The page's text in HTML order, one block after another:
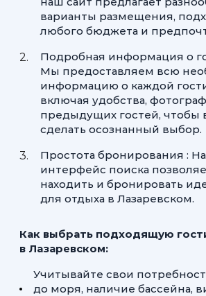
варианты размещения,
любого бюджета и
Подробная информация о
Мы предоставляем всю
информацию о каждой
включая удобства,
предыдущих гостей, чтобы
сделать осознанный выбор.
Простота бронирования :
интерфейс поиска
находить и бронировать
для отдыха в Лазаревском.
Как выбрать подходящую
в Лазаревском:
Учитывайте свои
до моря, наличие бассейна,